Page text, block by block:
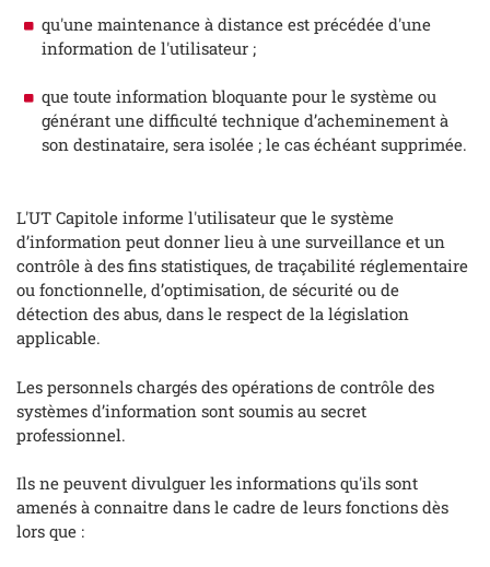
qu'une maintenance à distance est précédée d'une
information de l'utilisateur ;
que toute information bloquante pour le système ou
générant une difficulté technique d’acheminement à
son destinataire, sera isolée ; le cas échéant supprimée.
L'UT Capitole informe l'utilisateur que le système
d’information peut donner lieu à une surveillance et un
contrôle à des fins statistiques, de traçabilité réglementaire
ou fonctionnelle, d’optimisation, de sécurité ou de
détection des abus, dans le respect de la législation
applicable.
Les personnels chargés des opérations de contrôle des
systèmes d’information sont soumis au secret
professionnel.
Ils ne peuvent divulguer les informations qu'ils sont
amenés à connaitre dans le cadre de leurs fonctions dès
lors que :